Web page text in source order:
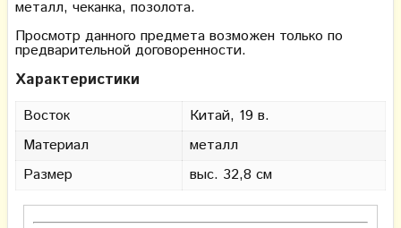
металл, чеканка, позолота.
Просмотр данного предмета возможен только по
предварительной договоренности.
Характеристики
Восток
Китай, 19 в.
Материал
металл
Размер
выс. 32,8 см